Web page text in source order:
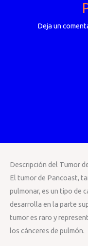
Deja un
Descripción del Tumor
El tumor de Pancoast,
pulmonar, es un tipo de
desarrolla en la parte
tumor es raro y
los cánceres de pulmón.